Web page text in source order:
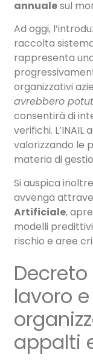
annualesul
Ad oggi,
raccolta
rappresenta
organizzativi
avrebbero
consentirà di
verifichi.
valorizzando le
materia di
Si auspica
avvenga
Artificiale,
modelli
rischio e aree
lavoro
appalti